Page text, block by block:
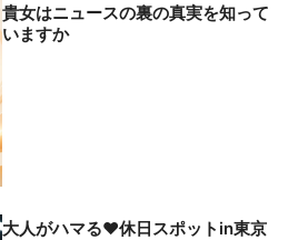
貴女はニュースの裏の真実を知って
いますか
大人がハマる♥休日スポットin東京